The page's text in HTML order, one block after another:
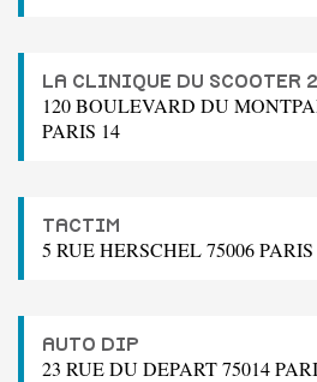
LA CLINIQUE DU SCOOTER 2
120 BOULEVARD DU
PARIS 14
TACTIM
5 RUE HERSCHEL 75006 PARIS
AUTO DIP
23 RUE DU DEPART 75014